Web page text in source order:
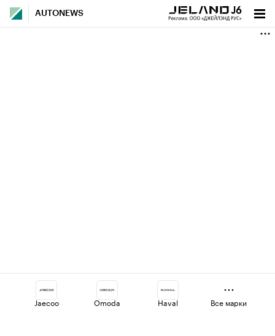
AUTONEWS
Jaecoo Omoda Haval Все марки